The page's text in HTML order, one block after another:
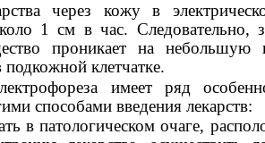
через кожу в
1 см в час. Следовательно,
проникает на небольшую
клетчатке.
имеет ряд
способами введения лекарств:
в патологическом очаге,